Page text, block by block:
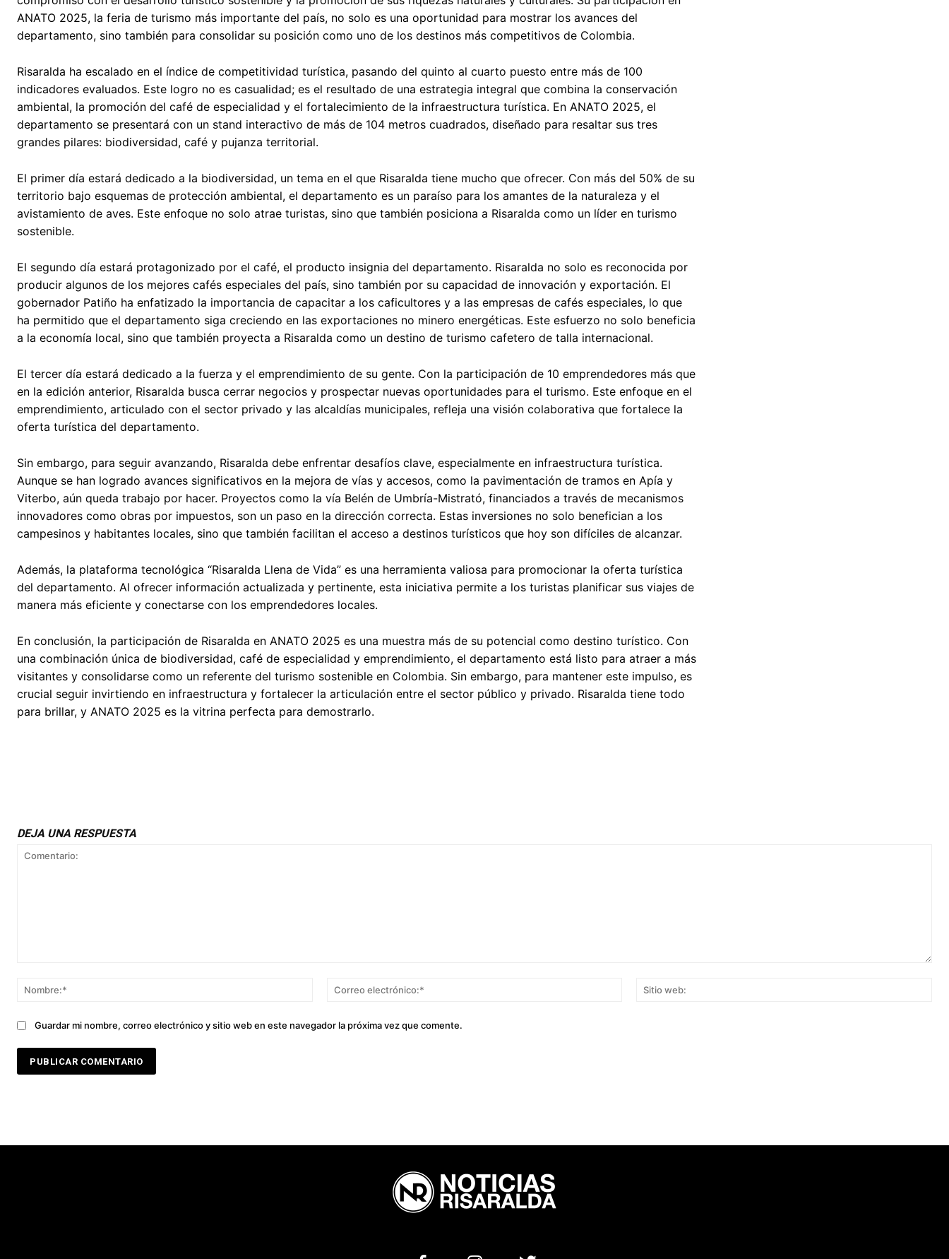
ANATO 2025, la feria de turismo más importante del país, no solo es una oportunidad para mostrar los avances del
departamento, sino también para consolidar su posición como uno de los destinos más competitivos de Colombia.
Risaralda ha escalado en el índice de competitividad turística, pasando del quinto al cuarto puesto entre más de 100
indicadores evaluados. Este logro no es casualidad; es el resultado de una estrategia integral que combina la conservación
ambiental, la promoción del café de especialidad y el fortalecimiento de la infraestructura turística. En ANATO 2025, el
departamento se presentará con un stand interactivo de más de 104 metros cuadrados, diseñado para resaltar sus tres
grandes pilares: biodiversidad, café y pujanza territorial.
El primer día estará dedicado a la biodiversidad, un tema en el que Risaralda tiene mucho que ofrecer. Con más del 50% de su
territorio bajo esquemas de protección ambiental, el departamento es un paraíso para los amantes de la naturaleza y el
avistamiento de aves. Este enfoque no solo atrae turistas, sino que también posiciona a Risaralda como un líder en turismo
sostenible.
El segundo día estará protagonizado por el café, el producto insignia del departamento. Risaralda no solo es reconocida por
producir algunos de los mejores cafés especiales del país, sino también por su capacidad de innovación y exportación. El
gobernador Patiño ha enfatizado la importancia de capacitar a los caficultores y a las empresas de cafés especiales, lo que
ha permitido que el departamento siga creciendo en las exportaciones no minero energéticas. Este esfuerzo no solo beneficia
a la economía local, sino que también proyecta a Risaralda como un destino de turismo cafetero de talla internacional.
El tercer día estará dedicado a la fuerza y el emprendimiento de su gente. Con la participación de 10 emprendedores más que
en la edición anterior, Risaralda busca cerrar negocios y prospectar nuevas oportunidades para el turismo. Este enfoque en el
emprendimiento, articulado con el sector privado y las alcaldías municipales, refleja una visión colaborativa que fortalece la
oferta turística del departamento.
Sin embargo, para seguir avanzando, Risaralda debe enfrentar desafíos clave, especialmente en infraestructura turística.
Aunque se han logrado avances significativos en la mejora de vías y accesos, como la pavimentación de tramos en Apía y
Viterbo, aún queda trabajo por hacer. Proyectos como la vía Belén de Umbría-Mistrató, financiados a través de mecanismos
innovadores como obras por impuestos, son un paso en la dirección correcta. Estas inversiones no solo benefician a los
campesinos y habitantes locales, sino que también facilitan el acceso a destinos turísticos que hoy son difíciles de alcanzar.
Además, la plataforma tecnológica “Risaralda Llena de Vida” es una herramienta valiosa para promocionar la oferta turística
del departamento. Al ofrecer información actualizada y pertinente, esta iniciativa permite a los turistas planificar sus viajes de
manera más eficiente y conectarse con los emprendedores locales.
En conclusión, la participación de Risaralda en ANATO 2025 es una muestra más de su potencial como destino turístico. Con
una combinación única de biodiversidad, café de especialidad y emprendimiento, el departamento está listo para atraer a más
visitantes y consolidarse como un referente del turismo sostenible en Colombia. Sin embargo, para mantener este impulso, es
crucial seguir invirtiendo en infraestructura y fortalecer la articulación entre el sector público y privado. Risaralda tiene todo
para brillar, y ANATO 2025 es la vitrina perfecta para demostrarlo.
DEJA UNA RESPUESTA
Nombre:*
Correo
Guardar mi nombre, correo electrónico y sitio web en este navegador la próxima vez que comente.